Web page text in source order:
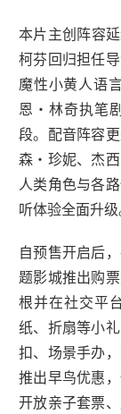
本片主创阵容
柯芬回归担任
魔性小黄人语
恩・林奇执笔
段。配音阵容
森・珍妮、杰
人类角色与各
听体验全面升级
自预售开启后
题影城推出购
根并在社交平
纸、折扇等小
扣、场景手办
推出早鸟优惠
开放亲子套票